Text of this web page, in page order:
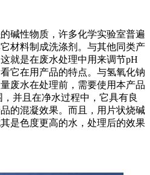
碱性物质，许多化学实验室普遍
材料制成洗涤剂。与其他同类产
就是在废水处理中用来调节pH
它在用产品的特点。与氢氧化钠
废水在处理前，需要使用本产品
并且在净水过程中，它具有良
的混凝效果。而且，用片状烧碱
是色度更高的水，处理后的效果